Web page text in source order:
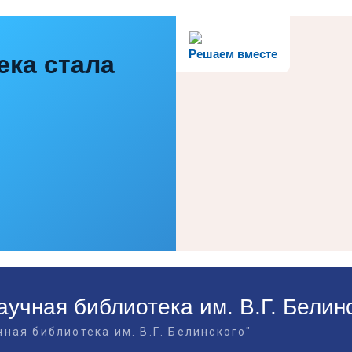
Решаем вместе
стала
библиотека им. В.Г.
библиотека им. В.Г. Белинского"